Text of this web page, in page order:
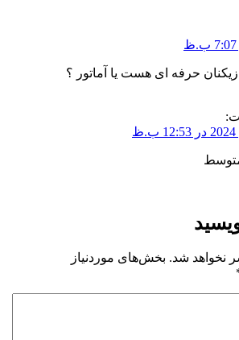
حرفه ای هست یا آماتور ؟
نخواهد شد. بخش‌های موردنیاز